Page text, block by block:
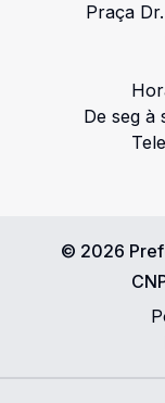
Praça
De seg à
© 2026